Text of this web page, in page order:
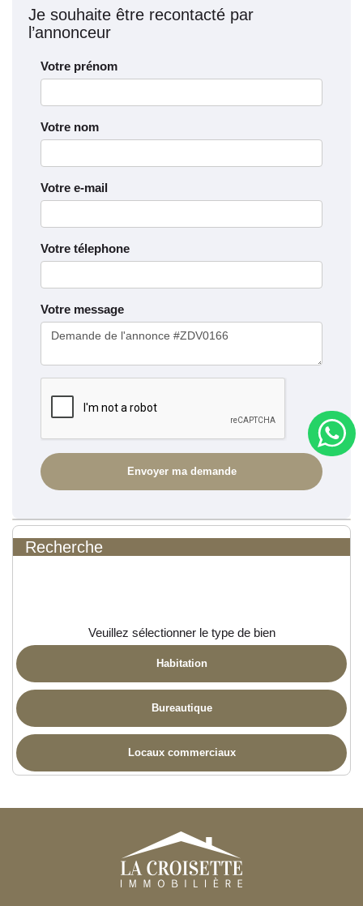
Je souhaite être recontacté par
l’annonceur
Votre prénom
Votre nom
Votre e-mail
Votre télephone
Votre message
Recherche
Veuillez sélectionner le type de bien
Habitation
Bureautique
Locaux commerciaux